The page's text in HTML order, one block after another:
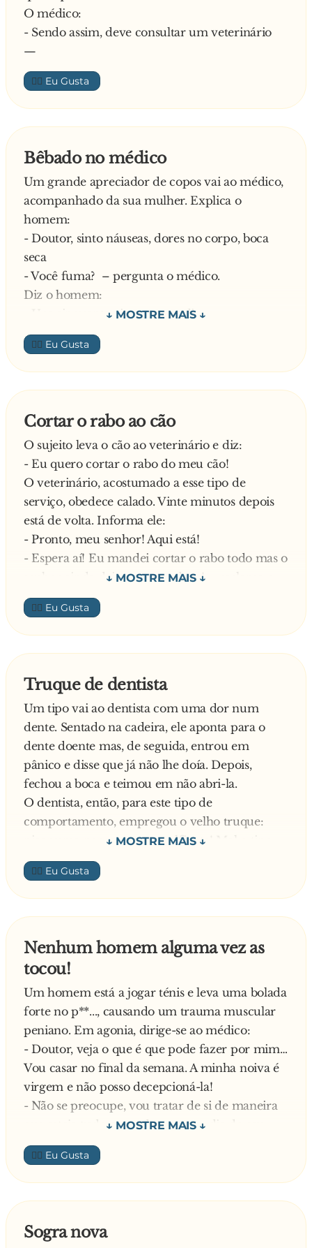
O médico:
- Sendo assim, deve consultar um veterinário
—
👍🏼
Bêbado no médico
Um grande apreciador de copos vai ao médico,
acompanhado da sua mulher. Explica o
homem:
- Doutor, sinto náuseas, dores no corpo, boca
seca
- Você fuma? – pergunta o médico.
Diz o homem:
- Uns cinquenta cigarros por dia
- Ah! Aí está o problema – interrompeu o
médico – Pare de fumar imediatamente e
voltará a ter uma saúde de ferro!
Já fora do consultório a sua mulher o interpela:
que mentiste?
Explica o homem:
- Se eu dissesse que não fumava ele iria
perguntar se eu bebia… e aí, meu Deus, lá se ia
os vinhos, cervejas!
👍🏼
Cortar o rabo ao cão
O sujeito leva o cão ao veterinário e diz:
- Eu quero cortar o rabo do meu cão!
O veterinário, acostumado a esse tipo de
serviço, obedece calado. Vinte minutos depois
está de volta. Informa ele:
- Pronto, meu senhor! Aqui está!
- Espera aí! Eu mandei cortar o rabo todo mas o
senhor ainda deixou um pedaço! – reclama o
homem.
Diz o veterinário:
- Mas se eu cortar o rabo todo o seu cão vai
ficar horrível
insiste o homem.
- Ok, tudo bem!- concorda o médico. – Mas
posso ao menos saber o motivo da implicância
com o pobrezinho?
Explica o homem:
- Implicância nenhuma, doutor! É que a minha
sogra vai almoçar em casa no próximo
domingo e eu não quero ver nenhuma
manifestação de alegria
👍🏼
Truque de dentista
Um tipo vai ao dentista com uma dor num
dente. Sentado na cadeira, ele aponta para o
dente doente mas, de seguida, entrou em
pânico e disse que já não lhe doía. Depois,
fechou a boca e teimou em não abri-la.
O dentista, então, para este tipo de
comportamento, empregou o velho truque:
picar uma perna com um alfinete! Mal o tipo
sentiu a picadela, dá um berro e escancara a
boca! Nessa altura, o dentista aproveita a ocasião
e arranca-lhe o dente
Friccionando a perna, diz o tipo:
tivessem raízes tão profundas
—
👍🏼
Nenhum homem alguma vez as
tocou!
Um homem está a jogar ténis e leva uma bolada
forte no p**..., causando um trauma muscular
peniano. Em agonia, dirige-se ao médico:
- Doutor, veja o que é que pode fazer por mim…
Vou casar no final da semana. A minha noiva é
virgem e não posso decepcioná-la!
- Não se preocupe, vou tratar de si de maneira
que esteja tudo em ordem para o dia do seu
casamento. – Diz o médico para o acalmar.
E, vai daí, pega em 4 pauzinhos, habitualmente
são usados para examinar a garganta dos
pacientes e, com fita adesiva, prendê-los ao
do mesmo. O tipo decide não contar nada à
👍🏼
Sogra nova